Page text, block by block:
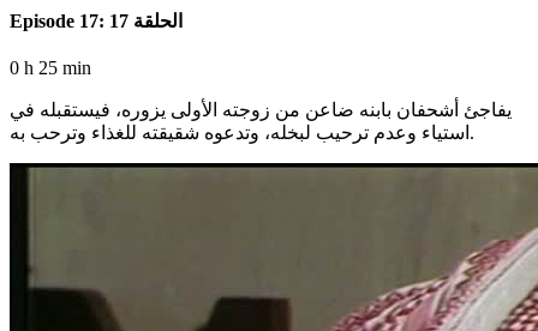
Episode 17: الحلقة 17
0 h 25 min
يفاجئ أشحفان بابنه ضاعن من زوجته الأولى يزوره، فيستقبله في
استياء وعدم ترحيب لبخله، وتدعوه شقيقته للغذاء وترحب به.